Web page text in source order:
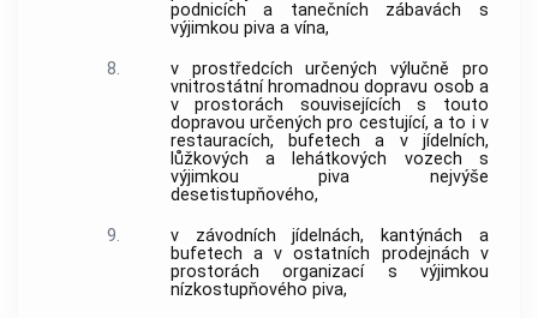
podnicích a tanečních zábavách s
výjimkou piva a vína,
8.
v prostředcích určených výlučně pro
vnitrostátní hromadnou dopravu osob a
v prostorách souvisejících s touto
dopravou určených pro cestující, a to i v
restauracích, bufetech a v jídelních,
lůžkových a lehátkových vozech s
výjimkou piva nejvýše
desetistupňového,
9.
v závodních jídelnách, kantýnách a
bufetech a v ostatních prodejnách v
prostorách organizací s výjimkou
nízkostupňového piva,